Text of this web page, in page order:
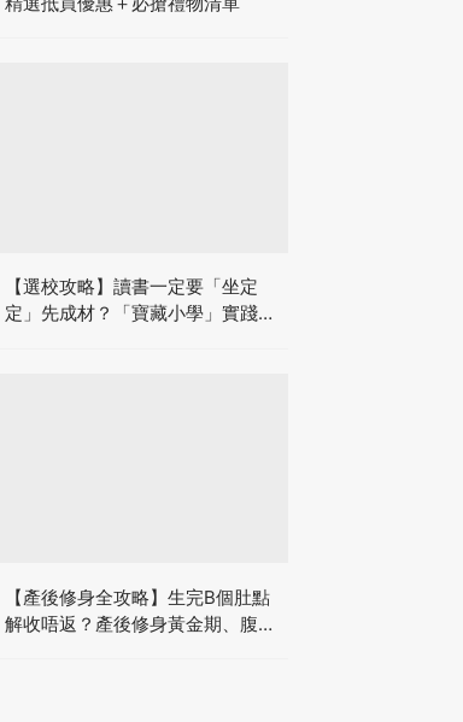
【選校攻略】讀書一定要「坐定
定」先成材？「寶藏小學」實踐動
【產後修身全攻略】生完B個肚點
解收唔返？產後修身黃金期、腹直